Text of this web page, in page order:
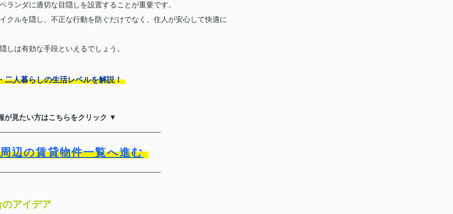
ランダに適切な目隠しを設置することが重要です。
クルを隠し、不正な行動を防ぐだけでなく、住人が安心して快適に
しは有効な手段といえるでしょう。
二人暮らしの生活レベルを解説！
が見たい方はこちらをクリック ▼
辺の賃貸物件一覧へ進む
アイデア